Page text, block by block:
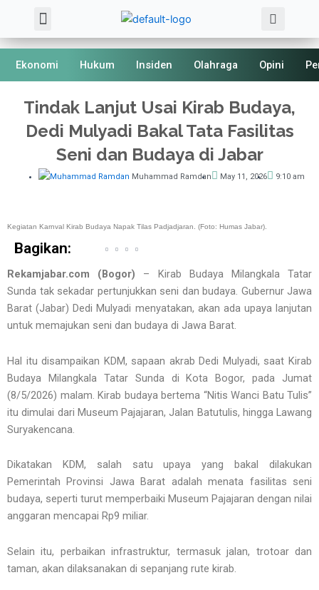
content
Menu
Ekonomi Hukum Insiden Olahraga Opini
Tindak Lanjut Usai Kirab Budaya,
Dedi Mulyadi Bakal Tata Fasilitas
Seni dan Budaya di Jabar
Muhammad Ramdan May 11, 2026 9:10 am
Kegiatan Karnval Kirab Budaya Napak Tilas Padjadjaran. (Foto: Humas Jabar).
Bagikan:
Rekamjabar.com (Bogor) – Kirab Budaya Milangkala Tatar
Sunda tak sekadar pertunjukkan seni dan budaya. Gubernur Jawa
Barat (Jabar) Dedi Mulyadi menyatakan, akan ada upaya lanjutan
untuk memajukan seni dan budaya di Jawa Barat.
Hal itu disampaikan KDM, sapaan akrab Dedi Mulyadi, saat Kirab
Budaya Milangkala Tatar Sunda di Kota Bogor, pada Jumat
(8/5/2026) malam. Kirab budaya bertema “Nitis Wanci Batu Tulis”
itu dimulai dari Museum Pajajaran, Jalan Batutulis, hingga Lawang
Suryakencana.
Dikatakan KDM, salah satu upaya yang bakal dilakukan
Pemerintah Provinsi Jawa Barat adalah menata fasilitas seni
budaya, seperti turut memperbaiki Museum Pajajaran dengan nilai
anggaran mencapai Rp9 miliar.
Selain itu, perbaikan infrastruktur, termasuk jalan, trotoar dan
taman, akan dilaksanakan di sepanjang rute kirab.